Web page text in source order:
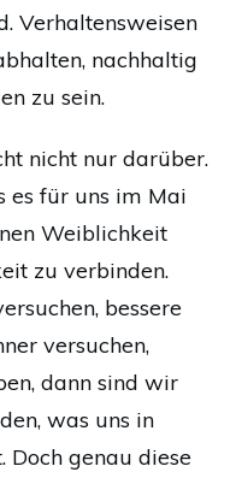
Verhaltensweisen
nachhaltig
zu sein.
nicht nur darüber.
es für uns im Mai
Weiblichkeit
zu verbinden.
bessere
versuchen,
dann sind wir
was uns in
Doch genau diese